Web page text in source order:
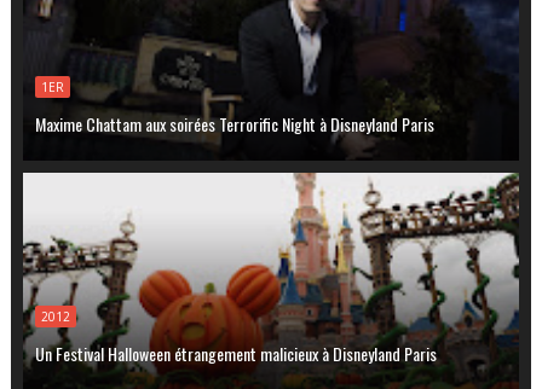
1ER
Maxime Chattam aux soirées Terrorific Night à Disneyland Paris
2012
Un Festival Halloween étrangement malicieux à Disneyland Paris